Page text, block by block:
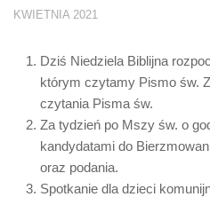
KWIETNIA 2021
Dziś Niedziela Biblijna
którym czytamy Pismo św.
czytania Pisma św.
Za tydzień po Mszy św. o
kandydatami do
oraz podania.
Spotkanie dla dzieci